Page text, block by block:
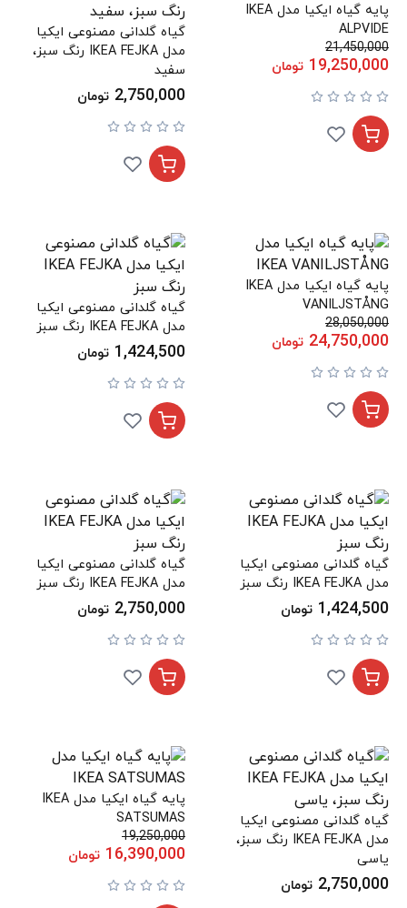
پایه گیاه ایکیا مدل IKEA
ALPVIDE
21,450,000
19,250,000 تومان
گیاه گلدانی مصنوعی ایکیا
مدل IKEA FEJKA رنگ سبز،
سفید
2,750,000 تومان
پایه گیاه ایکیا مدل IKEA
VANILJSTÅNG
28,050,000
24,750,000 تومان
گیاه گلدانی مصنوعی ایکیا
مدل IKEA FEJKA رنگ سبز
1,424,500 تومان
گیاه گلدانی مصنوعی ایکیا
مدل IKEA FEJKA رنگ سبز
1,424,500 تومان
گیاه گلدانی مصنوعی ایکیا
مدل IKEA FEJKA رنگ سبز
2,750,000 تومان
گیاه گلدانی مصنوعی ایکیا
مدل IKEA FEJKA رنگ سبز،
یاسی
2,750,000 تومان
پایه گیاه ایکیا مدل IKEA
SATSUMAS
19,250,000
16,390,000 تومان